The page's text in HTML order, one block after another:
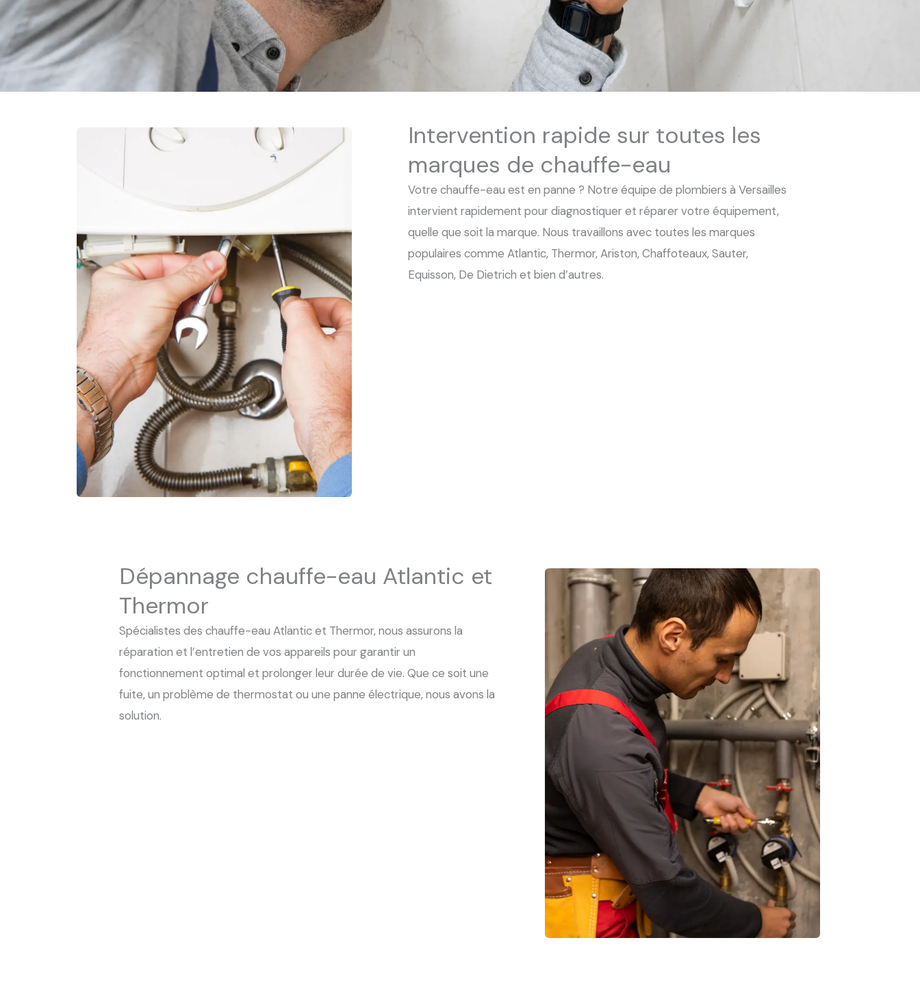
Intervention rapide sur toutes les
marques de chauffe-eau
Votre chauffe-eau est en panne ? Notre équipe de plombiers à Versailles
intervient rapidement pour diagnostiquer et réparer votre équipement,
quelle que soit la marque. Nous travaillons avec toutes les marques
populaires comme Atlantic, Thermor, Ariston, Chaffoteaux, Sauter,
Equisson, De Dietrich et bien d’autres.
Dépannage chauffe-eau Atlantic et
Thermor
Spécialistes des chauffe-eau Atlantic et Thermor, nous assurons la
réparation et l’entretien de vos appareils pour garantir un
fonctionnement optimal et prolonger leur durée de vie. Que ce soit une
fuite, un problème de thermostat ou une panne électrique, nous avons la
solution.